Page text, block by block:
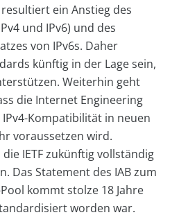
ein Anstieg des
und IPv6) und des
von IPv6s. Daher
künftig in der Lage sein,
Weiterhin geht
die Internet Engineering
IPv4-Kompatibilität in neuen
voraussetzen wird.
IETF zukünftig vollständig
Das Statement des IAB zum
kommt stolze 18 Jahre
worden war.